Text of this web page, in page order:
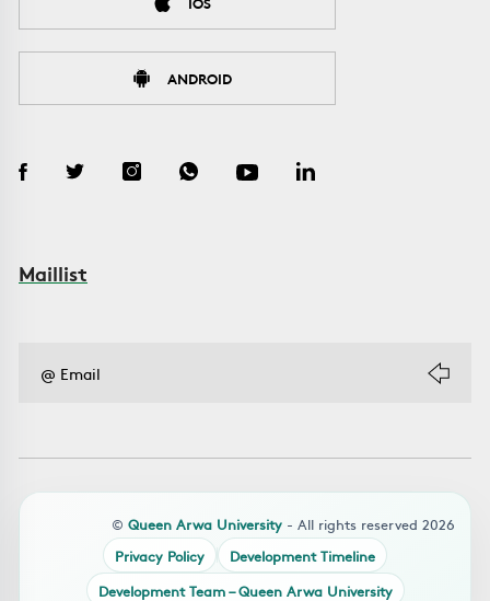
ANDROID
Maillist
© Queen Arwa University - All rights reserved 2026
Privacy Policy
Development Timeline
Development Team – Queen Arwa University